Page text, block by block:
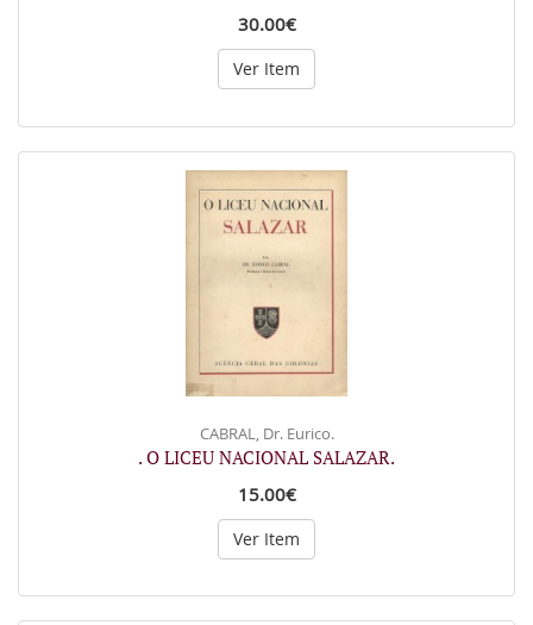
30.00€
Ver Item
CABRAL, Dr. Eurico.
. O LICEU NACIONAL SALAZAR.
15.00€
Ver Item